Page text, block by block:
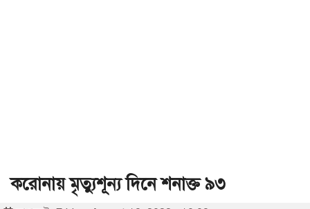
করোনায় মৃত্যুশূন্য দিনে শনাক্ত ৯৩